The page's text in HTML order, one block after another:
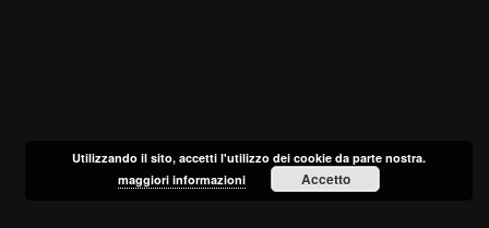
Utilizzando il sito, accetti l'utilizzo dei cookie da parte nostra.
maggiori informazioni
Accetto